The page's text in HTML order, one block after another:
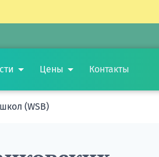
Цены Контакты
(WSB)